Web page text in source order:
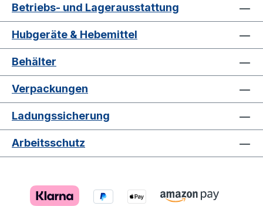
Betriebs- und Lagerausstattung
Hubgeräte & Hebemittel
Behälter
Verpackungen
Ladungssicherung
Arbeitsschutz